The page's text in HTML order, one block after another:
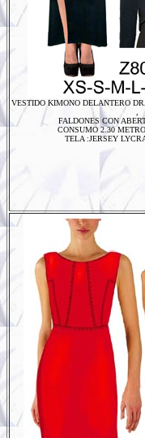
VESTIDO KIMONO DELANTERO
FALDONES CON
CONSUMO 2.30
TELA :JERSEY